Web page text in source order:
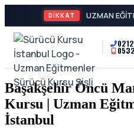
Sürücü
Kursu
İstanbul
A2
Motor
Ehliyeti
ve
Başakşehir Öncü
Kursu | Uzman
İstanbul